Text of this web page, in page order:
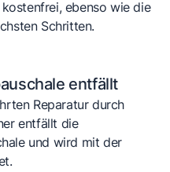
ebenso wie die
Schritten.
entfällt
Reparatur durch
entfällt die
und wird mit der